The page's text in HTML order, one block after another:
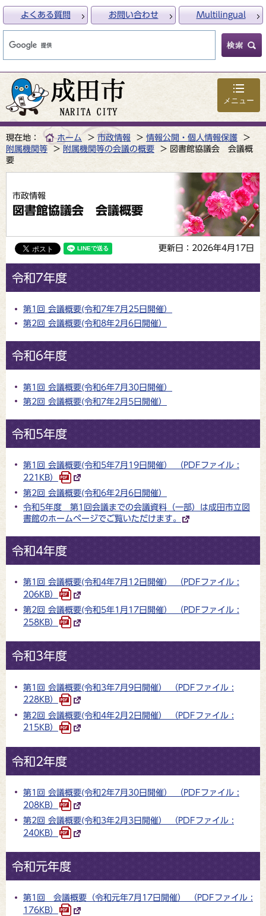
メニュー
よくある質問 お問い合わせ Multilingual
現在地： ホーム 市政情報
情報公開・個人情報保護
附属機関等
附属機関等の会議の概要
図書館協議会 会議概
要
市政情報
図書館協議会 会議概要
更新日：2026年4月17日
令和7年度
第1回 会議概要(令和7年7月25日開催）
第2回 会議概要(令和8年2月6日開催）
令和6年度
第1回 会議概要(令和6年7月30日開催）
第2回 会議概要(令和7年2月5日開催）
令和5年度
第1回 会議概要(令和5年7月19日開催） （PDFファイル :
221KB）
第2回 会議概要(令和6年2月6日開催）
令和5年度 第1回会議までの会議資料（一部）は成田市立図
書館のホームページでご覧いただけます。
令和4年度
第1回 会議概要(令和4年7月12日開催） （PDFファイル :
206KB）
第2回 会議概要(令和5年1月17日開催） （PDFファイル :
258KB）
令和3年度
第1回 会議概要(令和3年7月9日開催） （PDFファイル :
228KB）
第2回 会議概要(令和4年2月2日開催） （PDFファイル :
215KB）
令和2年度
第1回 会議概要(令和2年7月30日開催） （PDFファイル :
208KB）
第2回 会議概要(令和3年2月3日開催） （PDFファイル :
240KB）
令和元年度
第1回 会議概要（令和元年7月17日開催） （PDFファイル :
176KB）